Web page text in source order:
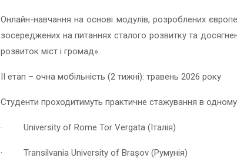
Онлайн-навчання на основі модулів, розроблених
зосереджених на питаннях сталого розвитку та
розвиток міст і громад».
ІІ етап – очна мобільність (2 тижні): травень 2026 року
Студенти проходитимуть практичне стажування в одному
· University of Rome Tor Vergata (Італія)
· Transilvania University of Brașov (Румунія)